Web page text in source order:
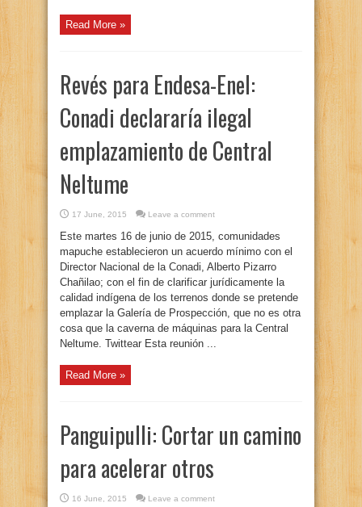
Read More »
Revés para Endesa-Enel:
Conadi declararía ilegal
emplazamiento de Central
Neltume
17 June, 2015 Leave a comment
Este martes 16 de junio de 2015, comunidades
mapuche establecieron un acuerdo mínimo con el
Director Nacional de la Conadi, Alberto Pizarro
Chañilao; con el fin de clarificar jurídicamente la
calidad indígena de los terrenos donde se pretende
emplazar la Galería de Prospección, que no es otra
cosa que la caverna de máquinas para la Central
Neltume. Twittear Esta reunión ...
Read More »
Panguipulli: Cortar un camino
para acelerar otros
16 June, 2015 Leave a comment